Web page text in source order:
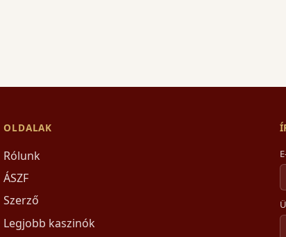
OLDALAK
Rólunk
ÁSZF
Szerző
Legjobb kaszinók